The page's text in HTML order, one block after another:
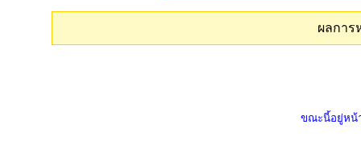
ผลการ
ขณะนี้อยู่ห